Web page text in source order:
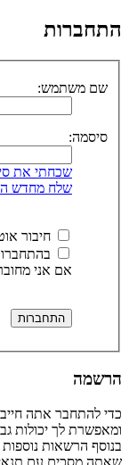
התחברות
שם משתמש:
סיסמה:
שכחתי את
שלח מחדש
חיבור
אם אני
הרשמה
כדי להתחבר אתה
ומאפשרת לך יכולות
בנוסף הרשאות
שאתה מסכים עם תנאי